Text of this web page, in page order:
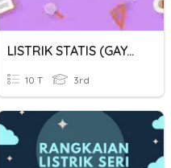
LISTRIK STATIS (GAYA LISTRIK DAN MEDAN LISTRIK)
10 T 3rd